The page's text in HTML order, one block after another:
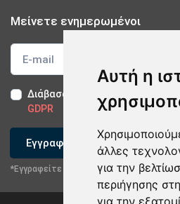
Αυτή η
άλλες
για την
περιήγησης
για την
Μείνετε ενημερωμένοι
Διάβασα και αποδέχομαι τους
GDPR
Εγγραφείτε
*Εγγραφείτε στο newsletter μας